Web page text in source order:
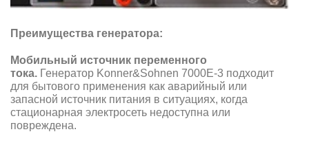
Преимущества генератора:
Мобильный источник переменного
тока. Генератор Konner&Sohnen 7000E-3 подходит
для бытового применения как аварийный или
запасной источник питания в ситуациях, когда
стационарная электросеть недоступна или
повреждена.